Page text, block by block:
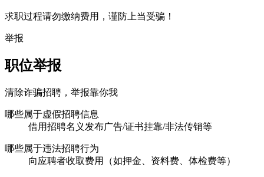
求职过程请勿缴纳费用，谨防上当受骗！
举报
职位举报
清除诈骗招聘，举报靠你我
哪些属于虚假招聘信息
借用招聘名义发布广告/证书挂靠/非法传销等
哪些属于违法招聘行为
向应聘者收取费用（如押金、资料费、体检费等）